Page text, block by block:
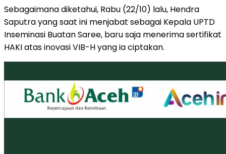
Sebagaimana diketahui, Rabu (22/10) lalu, Hendra
Saputra yang saat ini menjabat sebagai Kepala UPTD
Inseminasi Buatan Saree, baru saja menerima sertifikat
HAKI atas inovasi VIB-H yang ia ciptakan.